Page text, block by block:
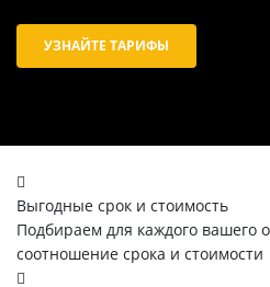
УЗНАЙТЕ ТАРИФЫ
Выгодные срок и стоимость
Подбираем для каждого вашего
соотношение срока и стоимости